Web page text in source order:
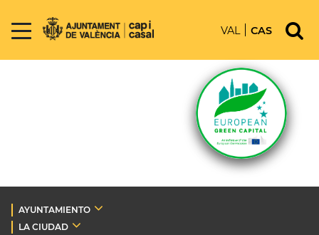
VAL CAS
AYUNTAMIENTO
LA CIUDAD